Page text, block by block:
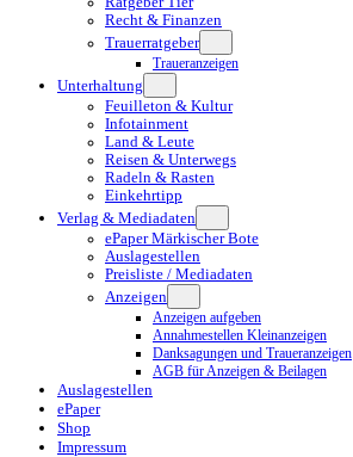
Recht & Finanzen
Trauerratgeber
Traueranzeigen
Unterhaltung
Feuilleton & Kultur
Infotainment
Land & Leute
Reisen & Unterwegs
Radeln & Rasten
Einkehrtipp
Verlag & Mediadaten
ePaper Märkischer Bote
Auslagestellen
Preisliste / Mediadaten
Anzeigen
Anzeigen aufgeben
Annahmestellen Kleinanzeigen
Danksagungen und Traueranzeigen
AGB für Anzeigen & Beilagen
Auslagestellen
ePaper
Shop
Impressum